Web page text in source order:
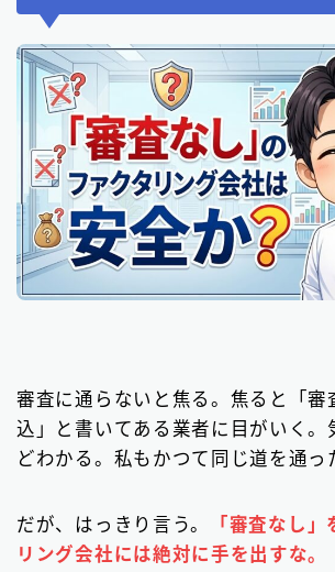
審査に通らないと焦る。焦ると「審
込」と書いてある業者に目がいく。
どわかる。私もかつて同じ道を通っ
だが、はっきり言う。
「審査なし
リング会社には絶対に手を出すな。